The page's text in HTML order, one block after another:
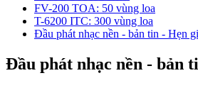
FV-200 TOA: 50 vùng loa
T-6200 ITC: 300 vùng loa
Đầu phát nhạc nền - bản tin - Hẹn
Đầu phát nhạc nền - bản